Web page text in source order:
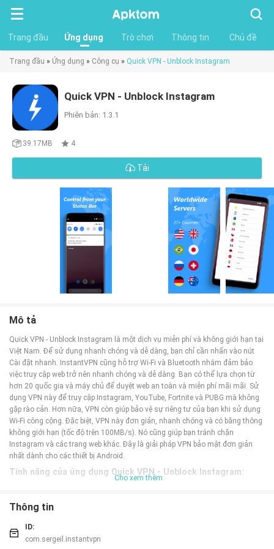
Tìm
kiếm
Trang đầu
Ứng dụng Trò chơi Thông tin Chủ đề
Trang đầu » Ứng dụng » Công cụ » Quick VPN - Unblock Instagram
Quick VPN - Unblock Instagram
Phiên bản: 1.3.1
39.17MB 4
Tải
Mô tả
Quick VPN - Unblock Instagram là một dịch vụ miễn phí và không giới hạn tại
Việt Nam. Để sử dụng nhanh chóng và dễ dàng, bạn chỉ cần nhấn vào nút
Cài đặt nhanh. InstantVPN cũng hỗ trợ Wi-Fi và Bluetooth nhằm đảm bảo
việc truy cập web trở nên nhanh chóng và dễ dàng. Bạn có thể lựa chọn từ
hơn 20 quốc gia và máy chủ để duyệt web an toàn và miễn phí mãi mãi. Sử
dụng VPN này để truy cập Instagram, YouTube, Fortnite và PUBG mà không
gặp rào cản. Hơn nữa, VPN còn giúp bảo vệ sự riêng tư của bạn khi sử dụng
Wi-Fi công cộng. Đặc biệt, VPN này đơn giản, nhanh chóng và có băng thông
không giới hạn (tốc độ trên 100MB/s). Nó cũng giúp bạn tránh chặn
Instagram và các trang web khác. Đây là giải pháp VPN bảo mật đơn giản
nhất dành cho các thiết bị Android.
Tính năng của ứng dụng Quick VPN - Unblock Instagram:
truy cập internet.
Cài đặt nhanh và dễ dàng: Ứng dụng có một nút cài đặt nhanh giúp người
dùng thực hiện việc thiết lập VPN một cách dễ dàng và nhanh chóng.
Truy cập nhanh và dễ dàng: Ứng dụng hỗ trợ việc truy cập nhanh chóng và
Cho xem thêm
Thông tin
ID:
com.sergeil.instantvpn